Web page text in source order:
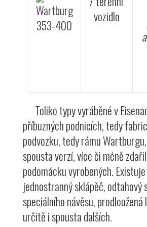
vozidlo
Toliko typy vyráběné v
příbuzných podnicích, tedy
podvozku, tedy rámu
spousta verzí, více či méně
podomácku vyrobených.
jednostranný sklápěč, odtahový
speciálního návěsu, prodloužená
určitě i spousta dalších.